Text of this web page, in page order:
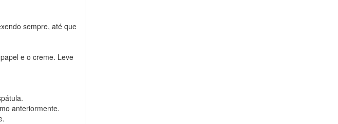
sempre, até que
e o creme. Leve
anteriormente.